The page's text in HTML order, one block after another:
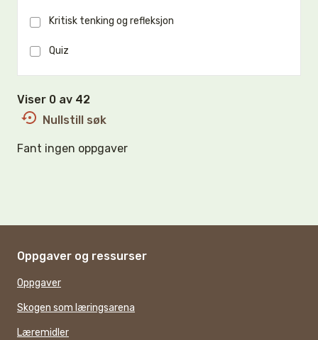
Kritisk tenking og refleksjon
Quiz
Viser 0 av 42
Nullstill søk
Fant ingen oppgaver
Oppgaver og ressurser
Oppgaver
Skogen som læringsarena
Læremidler